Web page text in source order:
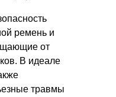
ремень и
от
В идеале
травмы